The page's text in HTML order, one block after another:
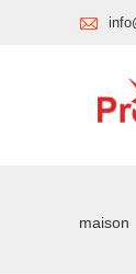

maison